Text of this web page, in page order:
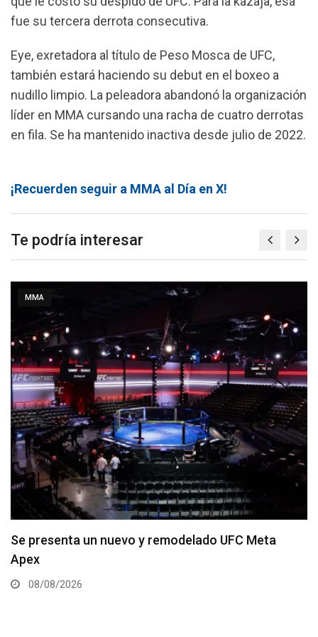
fue su tercera derrota consecutiva.
Eye, exretadora al título de Peso Mosca de UFC,
también estará haciendo su debut en el boxeo a
nudillo limpio. La peleadora abandonó la organización
líder en MMA cursando una racha de cuatro derrotas
en fila. Se ha mantenido inactiva desde julio de 2022.
¡Recuerden seguir a MMA al Día en X!
Te podría interesar
MMA
Roberto Soldić queda libre de ONE Championship
08/08/2026